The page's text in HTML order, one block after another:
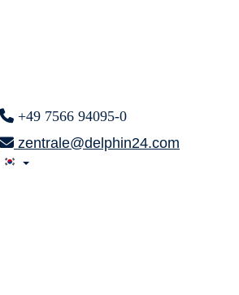
+49 7566 94095-0
zentrale@delphin24.com